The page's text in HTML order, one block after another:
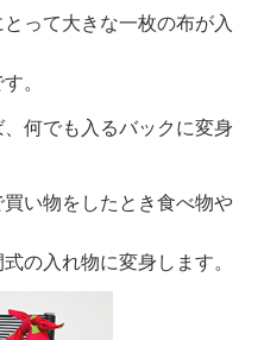
って大きな一枚の布が入
。
何でも入るバックに変身
い物をしたとき食べ物や
の入れ物に変身します。